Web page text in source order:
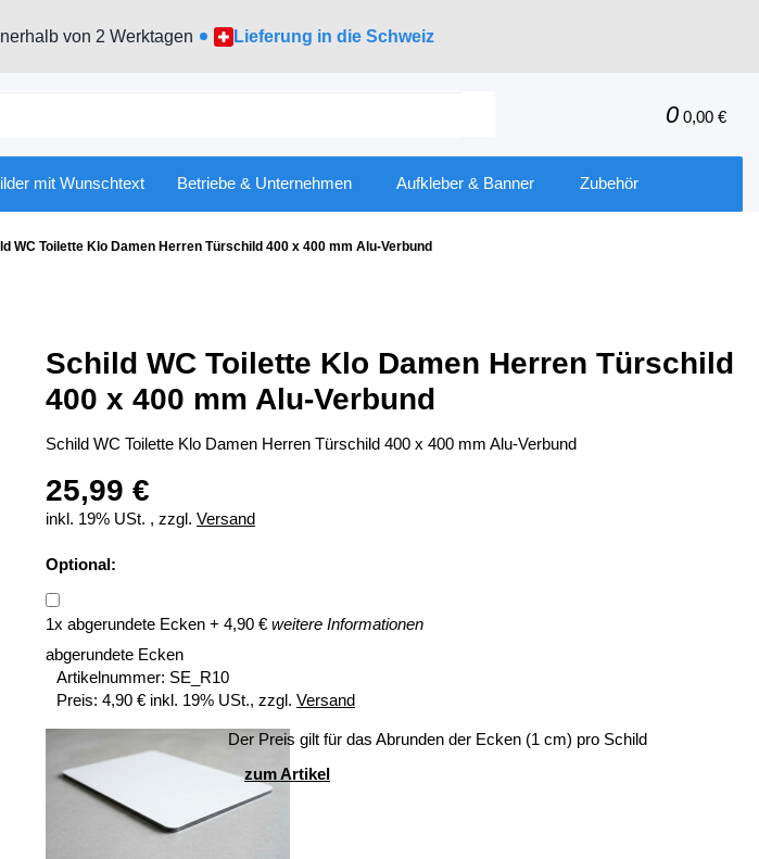
von 2 Werktagen Lieferung in die Schweiz
0 0,00 €
mit Wunschtext Betriebe & Unternehmen Aufkleber & Banner Zubehör
WC Toilette Klo Damen Herren Türschild 400 x 400 mm Alu-Verbund
Schild WC Toilette Klo Damen Herren Türschild
400 x 400 mm Alu-Verbund
Schild WC Toilette Klo Damen Herren Türschild 400 x 400 mm Alu-Verbund
25,99 €
inkl. 19% USt. , zzgl. Versand
Optional:
1x abgerundete Ecken + 4,90 € weitere Informationen
abgerundete Ecken
Artikelnummer: SE_R10
Preis: 4,90 € inkl. 19% USt., zzgl. Versand
Der Preis gilt für das Abrunden der Ecken (1 cm) pro Schild
zum Artikel